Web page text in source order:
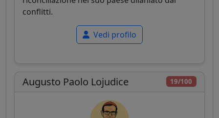
conflitti.
Vedi profilo
19/100
Augusto Paolo Lojudice